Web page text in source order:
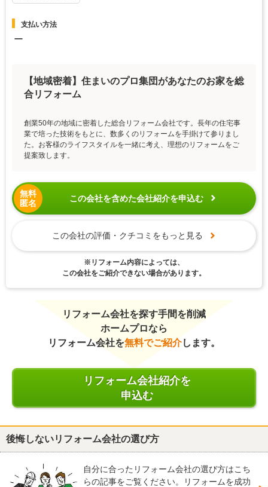
支払い方法
ー
【地域密着】住まいのプロ集団があなたのお家を総
合リフォーム
創業50年の地域に密着した総合リフォーム会社です。長年の住宅事
業で培った技術をもとに、数多くのリフォームを手掛けて参りまし
た。お客様のライフスタイルを一緒に考え、理想のリフォームをご
提案致します。
無料
匿名
この会社を含めた会社紹介を申込む
この会社の評価・クチコミをもっと見る
※リフォーム内容によっては、
この会社をご紹介できない場合があります。
リフォーム会社を探す手間を削減
ホームプロなら
リフォーム会社を無料でご紹介します。
リフォーム会社紹介を
申込む
後悔しないリフォーム会社の選び方
自分に合ったリフォーム会社の選び方はこち
らの記事をご覧ください。リフォームを成功